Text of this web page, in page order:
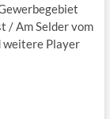
/ Am Selder vom
weitere Player